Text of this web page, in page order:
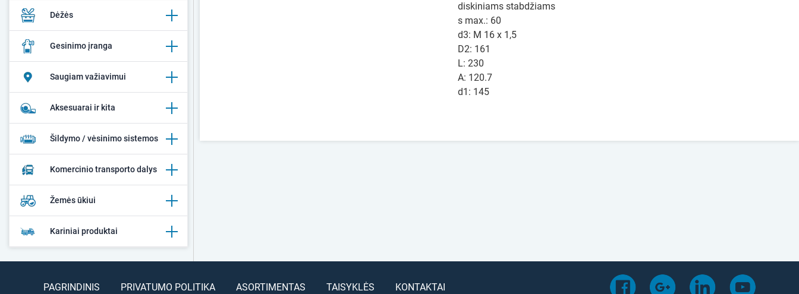
Dėžės
Gesinimo įranga
Saugiam važiavimui
Aksesuarai ir kita
Šildymo / vėsinimo sistemos
Komercinio transporto dalys
Žemės ūkiui
Kariniai produktai
diskiniams stabdžiams
s max.: 60
d3: M 16 x 1,5
D2: 161
L: 230
A: 120.7
d1: 145
PAGRINDINIS PRIVATUMO POLITIKA ASORTIMENTAS TAISYKLĖS KONTAKTAI